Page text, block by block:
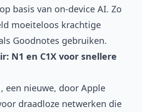
basis van on-device AI. Zo
moeiteloos krachtige
Goodnotes gebruiken.
N1 en C1X voor snellere
een nieuwe, door Apple
draadloze netwerken die